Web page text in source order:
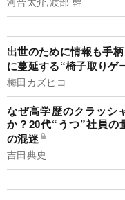
出世のために情報も手
に蔓延する“椅子取りゲ
梅田カズヒコ
なぜ高学歴のクラッシ
か？20代“うつ”社員の
の混迷
吉田典史